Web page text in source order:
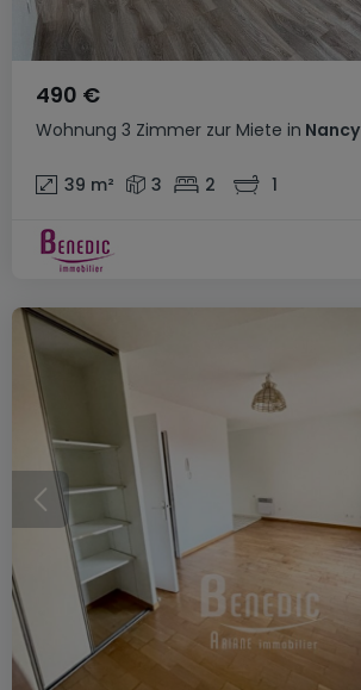
Wohnung 3 Zimmer zur Miete in Nancy
490 €
39 m² 3 2 1